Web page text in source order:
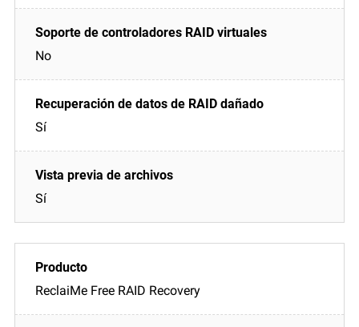
No
Sí
Sí
ReclaiMe Free RAID Recovery